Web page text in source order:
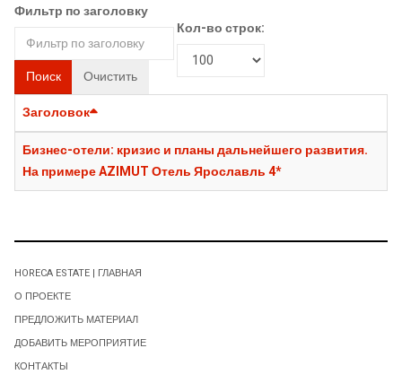
Фильтр по заголовку
Поиск Очистить
Кол-во строк:
Заголовок
Бизнес-отели: кризис и планы дальнейшего развития.
На примере AZIMUT Отель Ярославль 4*
HORECA ESTATE | ГЛАВНАЯ
О ПРОЕКТЕ
ПРЕДЛОЖИТЬ МАТЕРИАЛ
ДОБАВИТЬ МЕРОПРИЯТИЕ
КОНТАКТЫ